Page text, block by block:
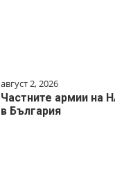
август 2, 2026
Частните армии на
в България